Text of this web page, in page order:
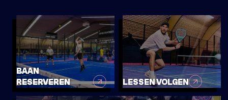
DIRECT INSCHRIJVEN
INFO
BAAN
RESERVEREN
LESSEN VOLGEN